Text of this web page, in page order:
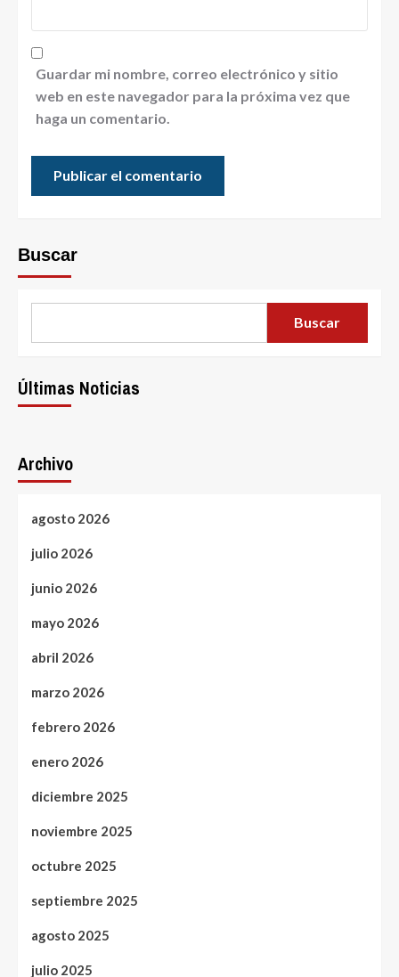
Guardar mi nombre, correo electrónico y sitio
web en este navegador para la próxima vez que
haga un comentario.
Buscar
Buscar
Últimas Noticias
Archivo
agosto 2026
julio 2026
junio 2026
mayo 2026
abril 2026
marzo 2026
febrero 2026
enero 2026
diciembre 2025
noviembre 2025
octubre 2025
septiembre 2025
agosto 2025
julio 2025